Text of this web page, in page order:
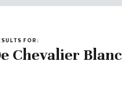
FOR:
Chevalier Blanc